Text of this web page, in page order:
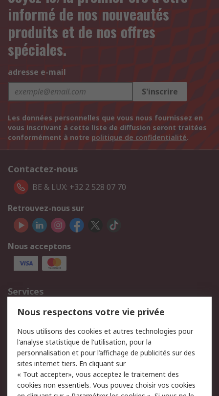
informé de nos nouveautés
produits et de nos offres
spéciales.
adresse e-mail
S'inscrire
Les données personnelles que vous nous fournissez en
vous inscrivant à cette liste de diffusion seront traitées
conformément à notre politique de confidentialité.
Contactez-nous
BE & LUX: +32 2 528 07 70
Retrouvez-nous sur
Nous acceptons
Services
750.000 produits
2.500 marques
Retours
Support technique
Track & trace
Legal
Nous respectons votre vie privée
Nous utilisons des cookies et autres technologies pour
l'analyse statistique de l'utilisation, pour la
personnalisation et pour l’affichage de publicités sur des
sites internet tiers. En cliquant sur
« Tout accepter», vous acceptez le traitement des
cookies non essentiels. Vous pouvez choisir vos cookies